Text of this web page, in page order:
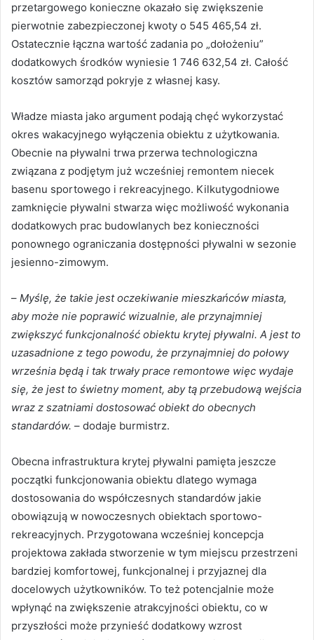
przetargowego konieczne okazało się zwiększenie
pierwotnie zabezpieczonej kwoty o 545 465,54 zł.
Ostatecznie łączna wartość zadania po „dołożeniu”
dodatkowych środków wyniesie 1 746 632,54 zł. Całość
kosztów samorząd pokryje z własnej kasy.
Władze miasta jako argument podają chęć wykorzystać
okres wakacyjnego wyłączenia obiektu z użytkowania.
Obecnie na pływalni trwa przerwa technologiczna
związana z podjętym już wcześniej remontem niecek
basenu sportowego i rekreacyjnego. Kilkutygodniowe
zamknięcie pływalni stwarza więc możliwość wykonania
dodatkowych prac budowlanych bez konieczności
ponownego ograniczania dostępności pływalni w sezonie
jesienno-zimowym.
– Myślę, że takie jest oczekiwanie mieszkańców miasta,
aby może nie poprawić wizualnie, ale przynajmniej
zwiększyć funkcjonalność obiektu krytej pływalni. A jest to
uzasadnione z tego powodu, że przynajmniej do połowy
września będą i tak trwały prace remontowe więc wydaje
się, że jest to świetny moment, aby tą przebudową wejścia
wraz z szatniami dostosować obiekt do obecnych
standardów. – dodaje burmistrz.
Obecna infrastruktura krytej pływalni pamięta jeszcze
początki funkcjonowania obiektu dlatego wymaga
dostosowania do współczesnych standardów jakie
obowiązują w nowoczesnych obiektach sportowo-
rekreacyjnych. Przygotowana wcześniej koncepcja
projektowa zakłada stworzenie w tym miejscu przestrzeni
bardziej komfortowej, funkcjonalnej i przyjaznej dla
docelowych użytkowników. To też potencjalnie może
wpłynąć na zwiększenie atrakcyjności obiektu, co w
przyszłości może przynieść dodatkowy wzrost